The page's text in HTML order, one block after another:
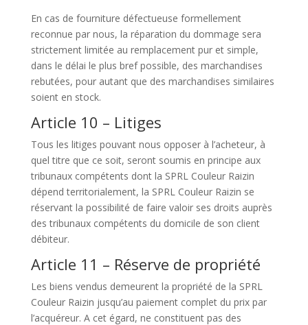
En cas de fourniture défectueuse formellement
reconnue par nous, la réparation du dommage sera
strictement limitée au remplacement pur et simple,
dans le délai le plus bref possible, des marchandises
rebutées, pour autant que des marchandises similaires
soient en stock.
Article 10 – Litiges
Tous les litiges pouvant nous opposer à l’acheteur, à
quel titre que ce soit, seront soumis en principe aux
tribunaux compétents dont la SPRL Couleur Raizin
dépend territorialement, la SPRL Couleur Raizin se
réservant la possibilité de faire valoir ses droits auprès
des tribunaux compétents du domicile de son client
débiteur.
Article 11 – Réserve de propriété
Les biens vendus demeurent la propriété de la SPRL
Couleur Raizin jusqu’au paiement complet du prix par
l’acquéreur. A cet égard, ne constituent pas des